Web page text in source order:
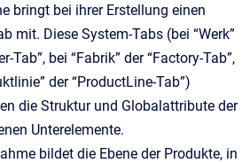
bringt bei ihrer Erstellung einen
mit. Diese System-Tabs (bei “Werk”
Tab”, bei “Fabrik” der “Factory-Tab”,
der “ProductLine-Tab”)
die Struktur und Globalattribute der
Unterelemente.
bildet die Ebene der Produkte, in